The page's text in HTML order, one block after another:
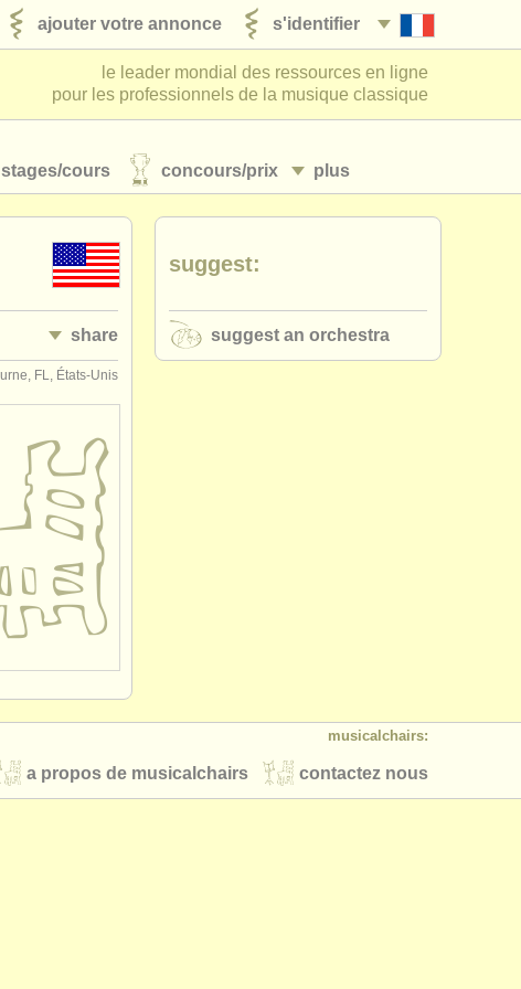
s'identifier
ajouter votre annonce
le leader mondial des ressources en ligne
pour les professionnels de la musique classique
plus
stages/cours concours/prix
share
FL, États-Unis
suggest:
suggest an orchestra
musicalchairs:
contactez nous
a propos de musicalchairs